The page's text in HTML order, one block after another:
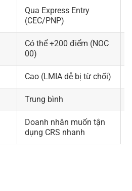
Qua Express Entry
(CEC/PNP)
Có thể +200 điểm (NOC
00)
Cao (LMIA dễ bị từ chối)
Trung bình
Doanh nhân muốn tận
dụng CRS nhanh